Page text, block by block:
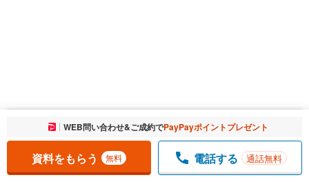
お気に入りに追加しました。 一覧を開く
WEB問い合わせ&ご成約でPayPayポイントプレゼント
資料をもらう 無料 電話する 通話無料